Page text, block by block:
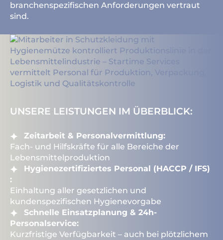
branchenspezifischen Anforderungen vertraut
sind.
UNSERE LEISTUNGEN IM ÜBERBLICK:
Zeitarbeit & Personalvermittlung:
Fach- und Hilfskräfte für alle Bereiche der
Lebensmittelproduktion
Hygienezertifiziertes Personal (HACCP / IFS)
:
Einhaltung aller gesetzlichen und
kundenspezifischen Hygienevorgabe
Schnelle Einsatzplanung & 24h-
Personalservice:
Kurzfristige Verfügbarkeit – auch bei plötzlichem